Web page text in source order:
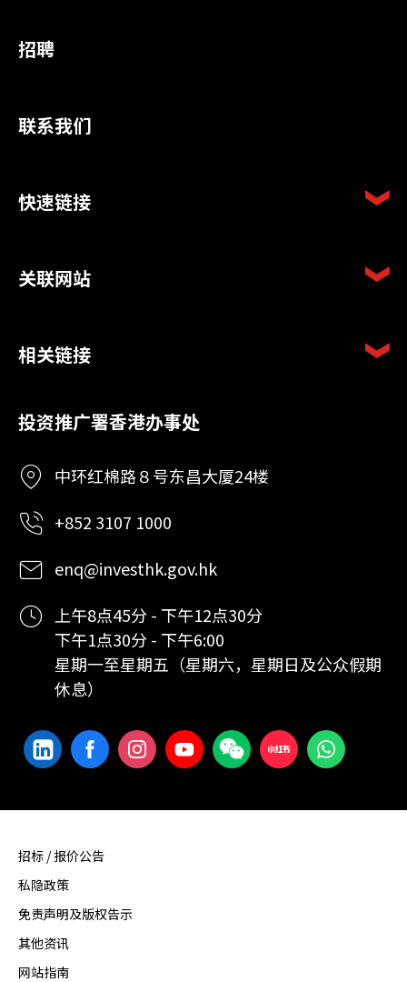
招聘
联系我们
快速链接
关联网站
相关链接
投资推广署香港办事处
中环红棉路８号东昌大厦24楼
+852 3107 1000
enq@investhk.gov.hk
上午8点45分 - 下午12点30分
下午1点30分 - 下午6:00
星期一至星期五（星期六，星期日及公众假期
休息）
招标 / 报价公告
私隐政策
免责声明及版权告示
其他资讯
网站指南